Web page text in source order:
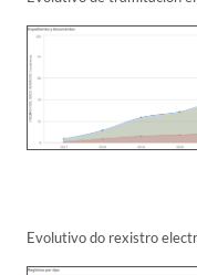
Evolutivo do rexistro